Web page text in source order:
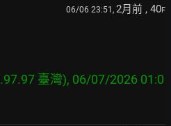
06/06 23:51, 2月前 , 40F
臺灣), 06/07/2026 01:0